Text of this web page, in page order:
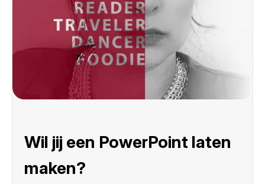
Wil jij een PowerPoint laten
maken?